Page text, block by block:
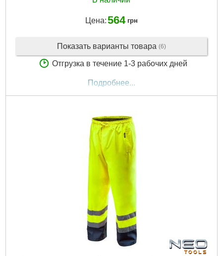
Цена:564 грн
Показать варианты товара (6)
Отгрузка в течение 1-3 рабочих дней
Подробнее...